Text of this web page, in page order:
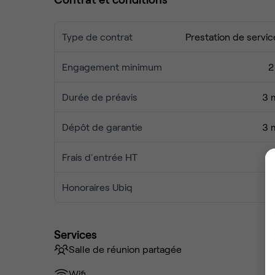
Type de contrat Prestation de
Engagement minimum
Durée de préavis 3
Dépôt de garantie 3
Frais d'entrée HT
Honoraires Ubiq
Services
Salle de réunion partagée